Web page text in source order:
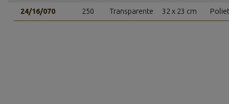
24/16/070 250 Transparente 32 x 23 cm